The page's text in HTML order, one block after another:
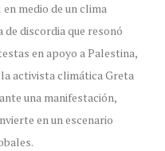
medio de un clima
discordia que resonó
en apoyo a Palestina,
activista climática Greta
una manifestación,
en un escenario